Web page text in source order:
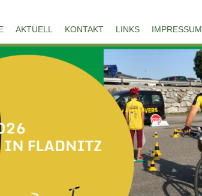
AKTUELL KONTAKT LINKS IMPRESSUM